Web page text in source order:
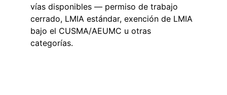
vías disponibles — permiso de trabajo
cerrado, LMIA estándar, exención de LMIA
bajo el CUSMA/AEUMC u otras
categorías.